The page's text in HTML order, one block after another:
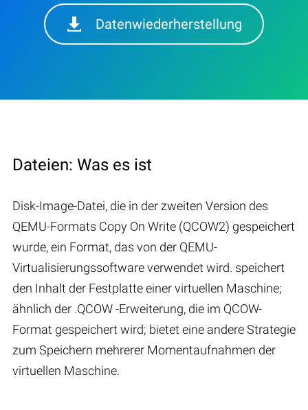
Datenwiederherstellung
Dateien: Was es ist
Disk-Image-Datei, die in der zweiten Version des
QEMU-Formats Copy On Write (QCOW2) gespeichert
wurde, ein Format, das von der QEMU-
Virtualisierungssoftware verwendet wird. speichert
den Inhalt der Festplatte einer virtuellen Maschine;
ähnlich der .QCOW -Erweiterung, die im QCOW-
Format gespeichert wird; bietet eine andere Strategie
zum Speichern mehrerer Momentaufnahmen der
virtuellen Maschine.